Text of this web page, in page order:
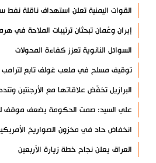
القوات اليمنية تعلن استهداف ناقلة نفط
إيران وعُمان تبحثان ترتيبات الملاحة في
السوائل النانوية تعزز كفاءة المحولات
توقيف مسلح في ملعب غولف تابع لترامب
البرازيل تخفّض علاقاتها مع الأرجنتين
علي السيد: صمت الحكومة يضعف موقف
انخفاض حاد في مخزون الصواريخ
العراق يعلن نجاح خطة زيارة الأربعين